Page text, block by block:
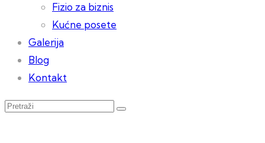
Fizio za biznis
Kućne posete
Galerija
Blog
Kontakt